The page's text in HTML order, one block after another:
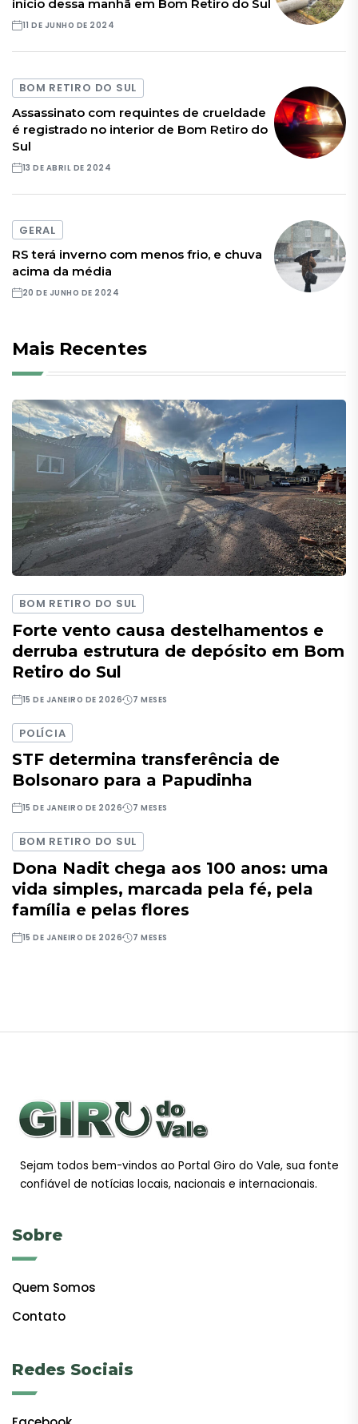
início dessa manhã em Bom Retiro do Sul
11 DE JUNHO DE 2024
BOM RETIRO DO SUL
Assassinato com requintes de crueldade
é registrado no interior de Bom Retiro do
Sul
13 DE ABRIL DE 2024
GERAL
RS terá inverno com menos frio, e chuva
acima da média
20 DE JUNHO DE 2024
Mais Recentes
BOM RETIRO DO SUL
Forte vento causa destelhamentos e
derruba estrutura de depósito em Bom
Retiro do Sul
15 DE JANEIRO DE 2026 7 MESES
POLÍCIA
STF determina transferência de
Bolsonaro para a Papudinha
15 DE JANEIRO DE 2026 7 MESES
BOM RETIRO DO SUL
Dona Nadit chega aos 100 anos: uma
vida simples, marcada pela fé, pela
família e pelas flores
15 DE JANEIRO DE 2026 7 MESES
Sejam todos bem-vindos ao Portal Giro do Vale, sua fonte
confiável de notícias locais, nacionais e internacionais.
Sobre
Quem Somos
Contato
Redes Sociais